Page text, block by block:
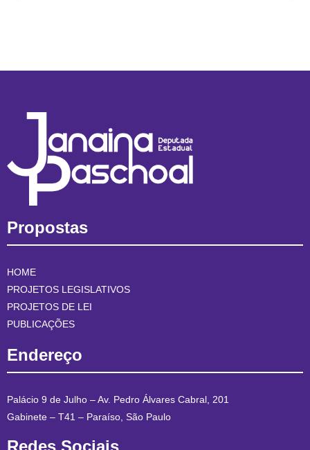
Propostas
HOME
PROJETOS LEGISLATIVOS
PROJETOS DE LEI
PUBLICAÇÕES
Endereço
Palácio 9 de Julho – Av. Pedro Álvares Cabral, 201
Gabinete – T41 – Paraíso, São Paulo
Redes Sociais